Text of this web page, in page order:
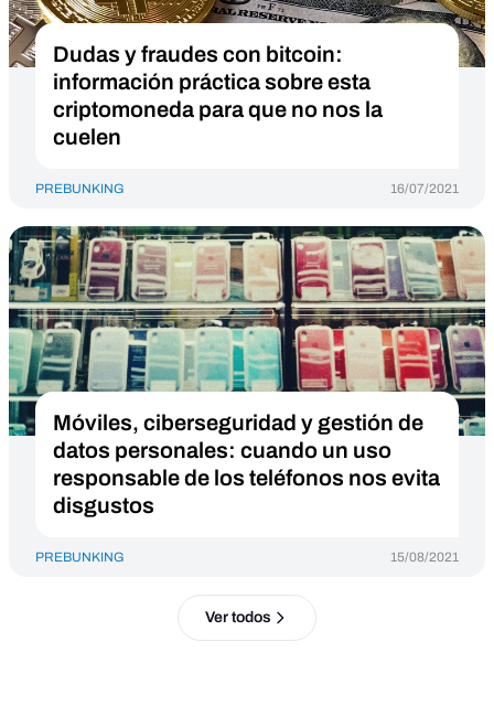
Dudas y fraudes con bitcoin:
información práctica sobre esta
criptomoneda para que no nos la
cuelen
PREBUNKING 16/07/2021
Móviles, ciberseguridad y gestión de
datos personales: cuando un uso
responsable de los teléfonos nos evita
disgustos
PREBUNKING 15/08/2021
Ver todos